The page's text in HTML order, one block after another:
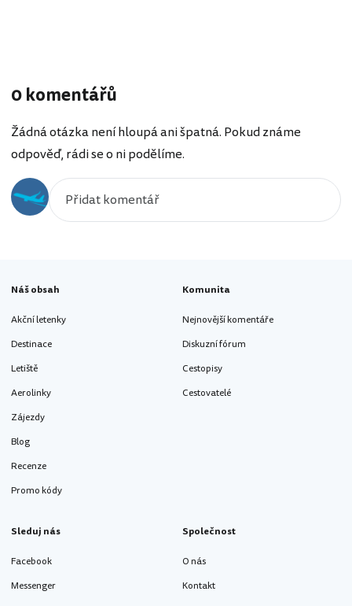
0 komentářů
Žádná otázka není hloupá ani špatná. Pokud známe
odpověď, rádi se o ni podělíme.
Náš obsah
Akční letenky
Destinace
Letiště
Aerolinky
Zájezdy
Blog
Recenze
Promo kódy
Komunita
Nejnovější komentáře
Diskuzní fórum
Cestopisy
Cestovatelé
Sleduj nás
Facebook
Messenger
Společnost
O nás
Kontakt